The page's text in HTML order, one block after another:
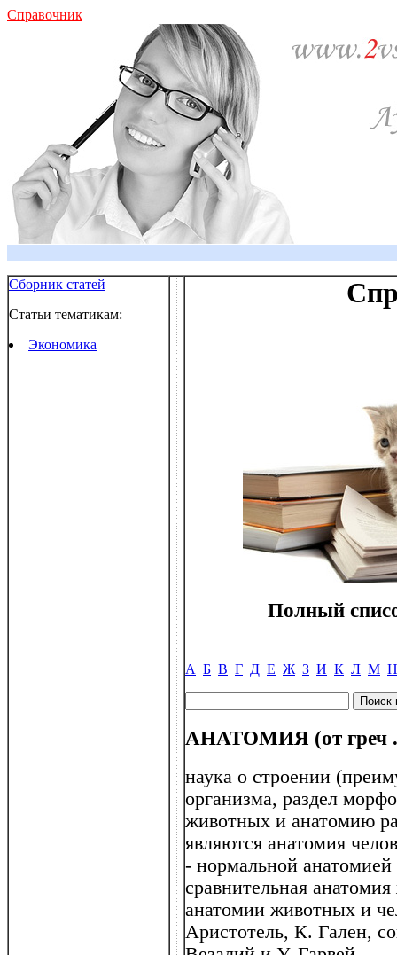
Справочник
Сборник статей
Статьи тематикам:
Экономика
Полный
А Б В Г Д Е Ж З И К Л М Н
АНАТОМИЯ (от греч .
наука о строении
организма, раздел
животных и анатомию
являются анатомия
- нормальной
сравнительная
анатомии животных и
Аристотель, К. Гален,